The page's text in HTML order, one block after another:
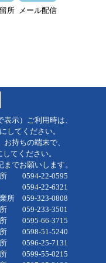
所 メール配信
示）ご利用時は、
してください。
持ちの端末で、
てください。
でお願いします。
22-0595
22-6321
059-323-0808
所 059-233-3501
0595-66-3715
0598-51-5240
25-7131
55-0215